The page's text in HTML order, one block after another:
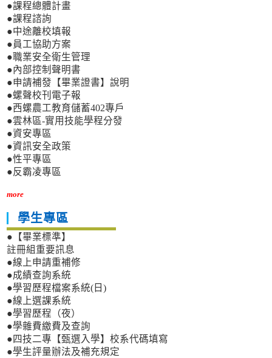
●課程總體計畫
●課程諮詢
●中途離校填報
●員工協助方案
●職業安全衛生管理
●內部控制聲明書
●申請補發【畢業證書】說明
●螺聲校刊電子報
●西螺農工教育儲蓄402專戶
●雲林區-實用技能學程分發
●資安專區
●資訊安全政策
●性平專區
●反霸凌專區
more
學生專區
●【畢業標準】
註冊組重要訊息
●線上申請重補修
●成績查詢系統
●學習歷程檔案系統(日)
●線上選課系統
●學習歷程（夜）
●學雜費繳費及查詢
●四技二專【甄選入學】校系代碼填寫
●學生評量辦法及補充規定